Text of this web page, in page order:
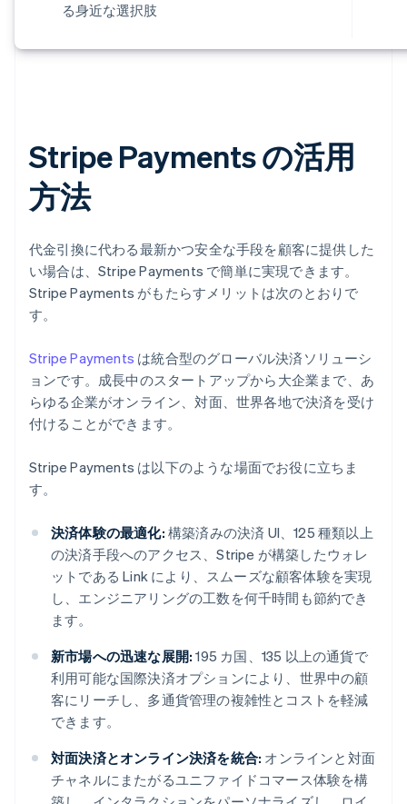
る身近な選択肢
Stripe Payments の活用
方法
代金引換に代わる最新かつ安全な手段を顧客に提供した
い場合は、Stripe Payments で簡単に実現できます。
Stripe Payments がもたらすメリットは次のとおりで
す。
Stripe Payments は統合型のグローバル決済ソリューシ
ョンです。成長中のスタートアップから大企業まで、あ
らゆる企業がオンライン、対面、世界各地で決済を受け
付けることができます。
Stripe Payments は以下のような場面でお役に立ちま
す。
決済体験の最適化: 構築済みの決済 UI、125 種類以上
の決済手段へのアクセス、Stripe が構築したウォレ
ットである Link により、スムーズな顧客体験を実現
し、エンジニアリングの工数を何千時間も節約でき
ます。
新市場への迅速な展開: 195 カ国、135 以上の通貨で
利用可能な国際決済オプションにより、世界中の顧
客にリーチし、多通貨管理の複雑性とコストを軽減
できます。
対面決済とオンライン決済を統合: オンラインと対面
チャネルにまたがるユニファイドコマース体験を構